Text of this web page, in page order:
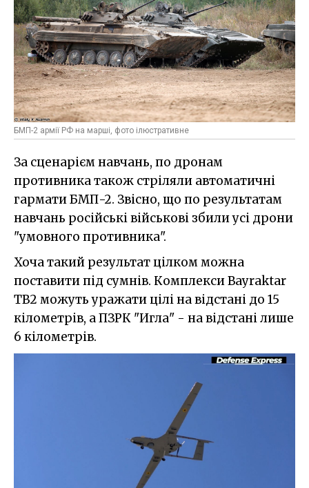
БМП-2 армії РФ на марші, фото ілюстративне
За сценарієм навчань, по дронам
противника також стріляли автоматичні
гармати БМП-2. Звісно, що по результатам
навчань російські військові збили усі дрони
"умовного противника".
Хоча такий результат цілком можна
поставити під сумнів. Комплекси Bayraktar
TB2 можуть уражати цілі на відстані до 15
кілометрів, а ПЗРК "Игла" - на відстані лише
6 кілометрів.